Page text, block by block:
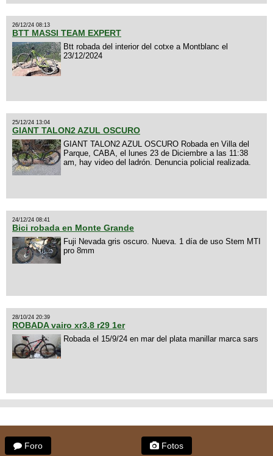
26/12/24 08:13
BTT MASSI TEAM EXPERT
Btt robada del interior del cotxe a Montblanc el
23/12/2024
25/12/24 13:04
GIANT TALON2 AZUL OSCURO
GIANT TALON2 AZUL OSCURO Robada en Villa del
Parque, CABA, el lunes 23 de Diciembre a las 11:38
am, hay video del ladrón. Denuncia policial realizada.
24/12/24 08:41
Bici robada en Monte Grande
Fuji Nevada gris oscuro. Nueva. 1 día de uso Stem MTI
pro 8mm
28/10/24 20:39
ROBADA vairo xr3.8 r29 1er
Robada el 15/9/24 en mar del plata manillar marca sars
Foro
Fotos